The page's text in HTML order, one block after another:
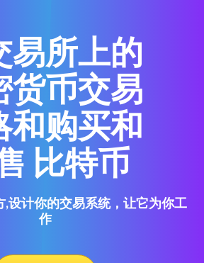
易所上的
货币交易
和购买和
比特币
,设计你的交易系统，让它为你工
作